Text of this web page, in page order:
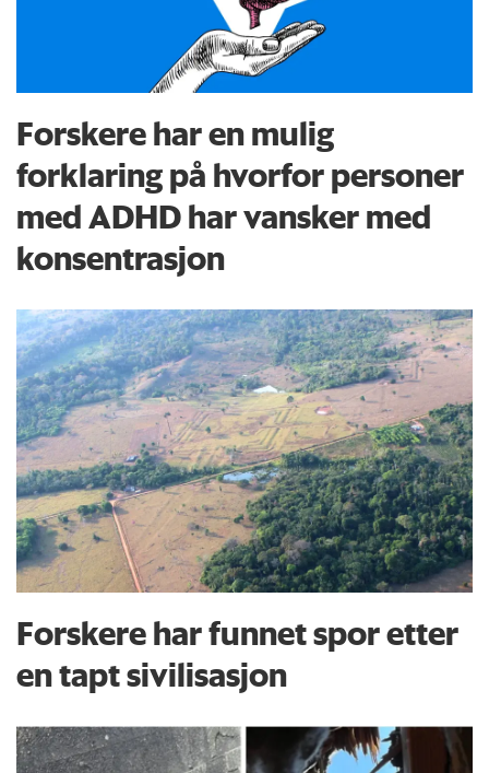
Forskere har en mulig
forklaring på hvorfor personer
med ADHD har vansker med
konsentrasjon
Forskere har funnet spor etter
en tapt sivilisasjon